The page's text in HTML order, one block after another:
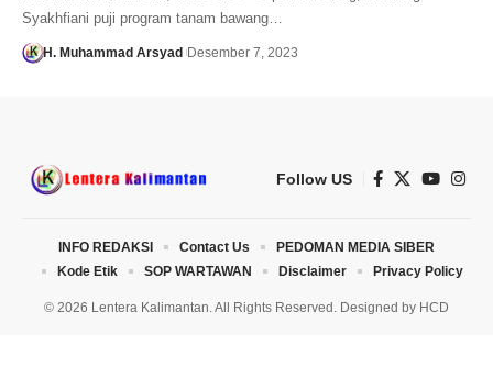
Syakhfiani puji program tanam bawang…
H. Muhammad Arsyad Desember 7, 2023
Follow US
© 2026 Lentera Kalimantan. All Rights Reserved. Designed by HCD
INFO REDAKSI Contact Us
PEDOMAN MEDIA SIBER
Kode Etik
SOP WARTAWAN Disclaimer Privacy Policy